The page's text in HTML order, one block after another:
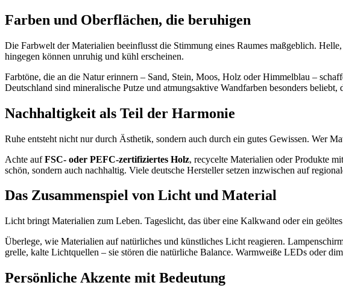
Farben und Oberflächen, die beruhigen
Die Farbwelt der Materialien beeinflusst die Stimmung eines Raumes maßgeblich.
hingegen können unruhig und kühl erscheinen.
Farbtöne, die an die Natur erinnern – Sand, Stein, Moos, Holz oder Himmelblau –
Deutschland sind mineralische Putze und atmungsaktive Wandfarben besonders beliebt,
Nachhaltigkeit als Teil der Harmonie
Ruhe entsteht nicht nur durch Ästhetik, sondern auch durch ein gutes Gewissen. Wer
Achte aufFSC- oder PEFC-zertifiziertes Holz, recycelte Materialien oder Produkte
schön, sondern auch nachhaltig. Viele deutsche Hersteller setzen inzwischen auf
Das Zusammenspiel von Licht und Material
Licht bringt Materialien zum Leben. Tageslicht, das über eine Kalkwand oder ein
Überlege, wie Materialien auf natürliches und künstliches Licht reagieren.
grelle, kalte Lichtquellen – sie stören die natürliche Balance. Warmweiße LEDs oder
Persönliche Akzente mit Bedeutung